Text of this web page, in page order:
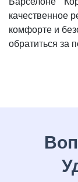
качественное
комфорте и
обратиться за